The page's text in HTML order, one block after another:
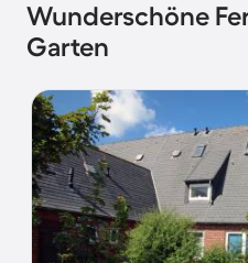
Wunderschöne
Garten